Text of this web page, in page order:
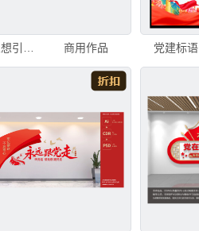
新思想引领新时代党建文化墙 商用作品 党建标语